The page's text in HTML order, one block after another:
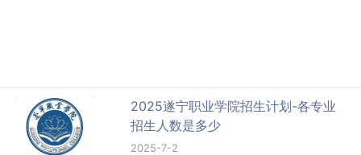
2025遂宁职业学院招生计划-各专业
招生人数是多少
2025-7-2